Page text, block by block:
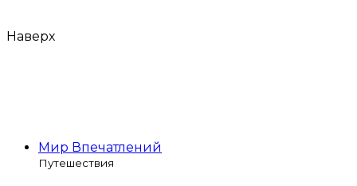
Наверх
Мир Впечатлений
Путешествия